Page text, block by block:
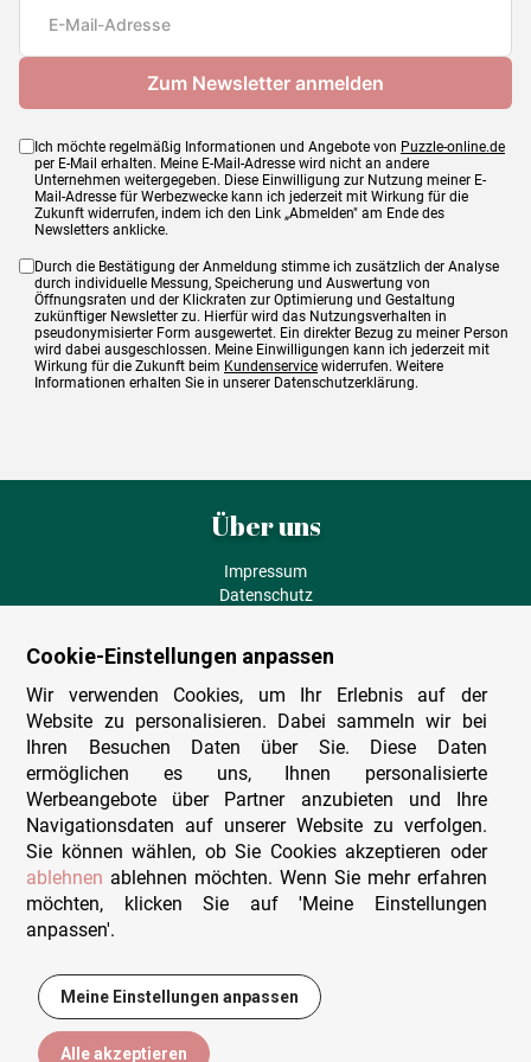
13,95 €
Ich möchte regelmäßig Informationen und Angebote von Puzzle-online.de
per E-Mail erhalten. Meine E-Mail-Adresse wird nicht an andere
Unternehmen weitergegeben. Diese Einwilligung zur Nutzung meiner E-
Mail-Adresse für Werbezwecke kann ich jederzeit mit Wirkung für die
Zukunft widerrufen, indem ich den Link „Abmelden" am Ende des
Newsletters anklicke.
Durch die Bestätigung der Anmeldung stimme ich zusätzlich der Analyse
durch individuelle Messung, Speicherung und Auswertung von
Öffnungsraten und der Klickraten zur Optimierung und Gestaltung
zukünftiger Newsletter zu. Hierfür wird das Nutzungsverhalten in
pseudonymisierter Form ausgewertet. Ein direkter Bezug zu meiner Person
wird dabei ausgeschlossen. Meine Einwilligungen kann ich jederzeit mit
Wirkung für die Zukunft beim Kundenservice widerrufen. Weitere
Informationen erhalten Sie in unserer Datenschutzerklärung.
Über uns
Impressum
Datenschutz
Versand und Lieferung
Zahlungsarten
Herstellungsland
Widerruf
Sitemap
Beratung & Support
Wir sind persönlich erreichbar
+49 (0)341 4912 210
Kontakt-Formular
Cookie-Einstellungen anpassen
Wir verwenden Cookies, um Ihr Erlebnis auf der
Website zu personalisieren. Dabei sammeln wir bei
Ihren Besuchen Daten über Sie. Diese Daten
ermöglichen es uns, Ihnen personalisierte
Werbeangebote über Partner anzubieten und Ihre
Navigationsdaten auf unserer Website zu verfolgen.
Sie können wählen, ob Sie Cookies akzeptieren oder
ablehnen ablehnen möchten. Wenn Sie mehr erfahren
möchten, klicken Sie auf 'Meine Einstellungen
anpassen'.
Meine Einstellungen anpassen
Alle akzeptieren